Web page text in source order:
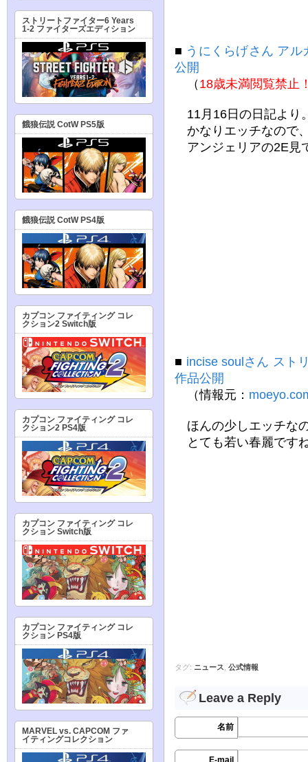
■ うにくらげさん ア
公開
（18歳未満閲覧禁止
11月16日の日記より
かなりエッチなので
アンジェリアの2E見
■ incise soulさん スト
作品公開
（情報元：
ほんの少しエッチな
とても若い春麗です
タグ: ニュース 公式情報
Leave a Reply
名前
E-mail
ストリートファイター6 Years
1-2 ファイターズエディション
餓狼伝説 CotW PS5版
餓狼伝説 CotW PS4版
カプコン ファイティング コレ
クション2 Switch版
カプコン ファイティング コレ
クション2 PS4版
カプコン ファイティング コレ
クション Switch版
カプコン ファイティング コレ
クション PS4版
MARVEL vs. CAPCOM ファ
イティングコレクション